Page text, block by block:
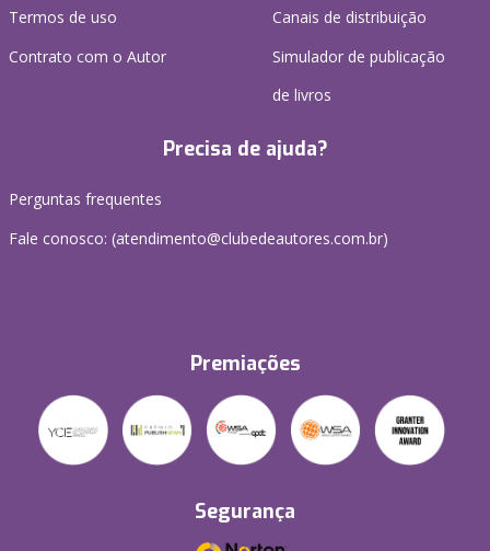
Termos de uso
Contrato com o Autor
Canais de distribuição
Simulador de publicação
de livros
Precisa de ajuda?
Perguntas frequentes
Fale conosco: (atendimento@clubedeautores.com.br)
Premiações
Segurança